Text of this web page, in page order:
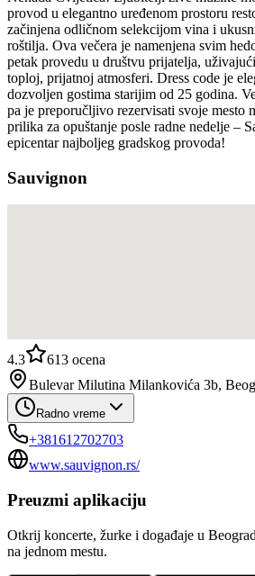
provod u elegantno uređenom prostoru
začinjena odličnom selekcijom vina i
roštilja. Ova večera je namenjena svim
petak provedu u društvu prijatelja,
toploj, prijatnoj atmosferi. Dress code je
dozvoljen gostima starijim od 25 godina.
pa je preporučljivo rezervisati svoje mesto
prilika za opuštanje posle radne nedelje –
epicentar najboljeg gradskog provoda!
Sauvignon
4.3 613 ocena
Bulevar Milutina Milankovića 3b,
Radno vreme
+381612702703
www.sauvignon.rs/
Preuzmi aplikaciju
Otkrij koncerte, žurke i događaje u
na jednom mestu.